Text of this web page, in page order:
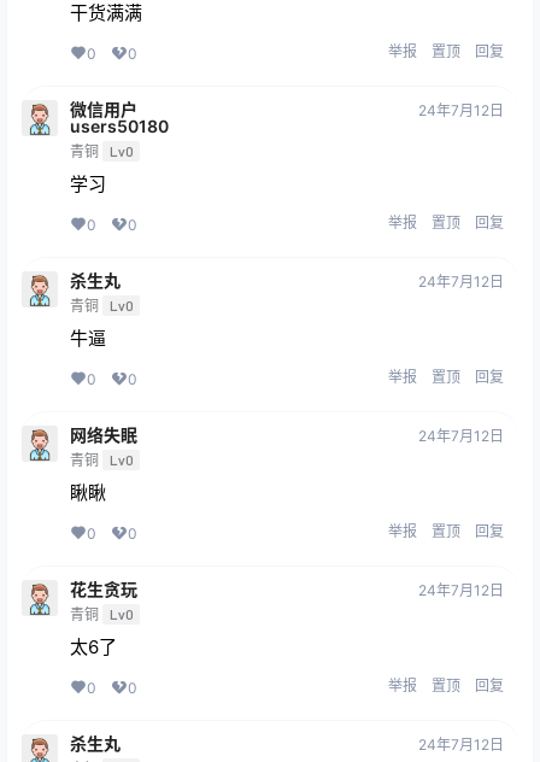
干货满满
0 0 举报 置顶 回复
微信用户
users50180
青铜 Lv0
24年7月12日
学习
0 0 举报 置顶 回复
杀生丸
青铜 Lv0
24年7月12日
牛逼
0 0 举报 置顶 回复
网络失眠
青铜 Lv0
24年7月12日
瞅瞅
0 0 举报 置顶 回复
花生贪玩
青铜 Lv0
24年7月12日
太6了
0 0 举报 置顶 回复
杀生丸 24年7月12日